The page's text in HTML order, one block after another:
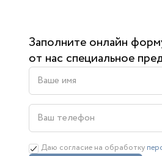
Заполните онлайн
от нас специальное
Даю согласие на обработку